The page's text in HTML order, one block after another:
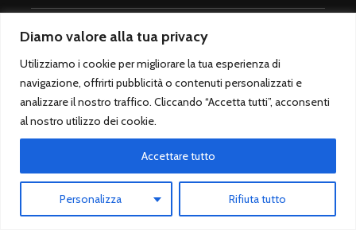
Diamo valore alla tua privacy
Utilizziamo i cookie per migliorare la tua esperienza di
navigazione, offrirti pubblicità o contenuti personalizzati e
analizzare il nostro traffico. Cliccando “Accetta tutti”, acconsenti
al nostro utilizzo dei cookie.
Personalizza Rifiuta tutto
Accettare tutto
Nuovo Bonus Scommesse
Bonus Scommesse Sisal
Totocalcio Sisal